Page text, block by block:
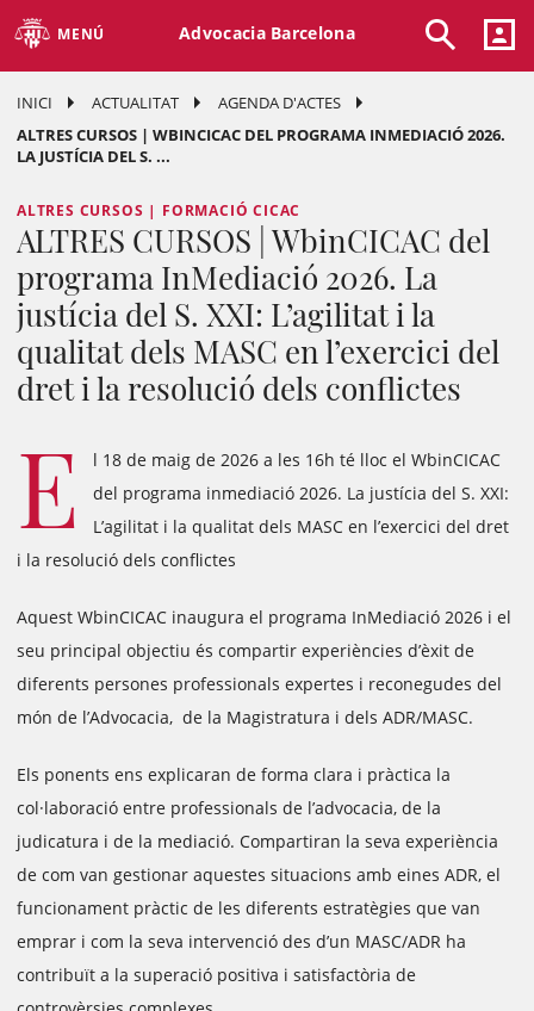
MENÚ Advocacia Barcelona
INICI ACTUALITAT
AGENDA D'ACTES
ALTRES CURSOS | WBINCICAC DEL PROGRAMA INMEDIACIÓ 2026.
LA JUSTÍCIA DEL S. ...
ALTRES CURSOS | FORMACIÓ CICAC
ALTRES CURSOS | WbinCICAC del
programa InMediació 2026. La
justícia del S. XXI: L’agilitat i la
qualitat dels MASC en l’exercici del
dret i la resolució dels conflictes
E
l 18 de maig de 2026 a les 16h té lloc el WbinCICAC
del programa inmediació 2026. La justícia del S. XXI:
L’agilitat i la qualitat dels MASC en l’exercici del dret
i la resolució dels conflictes
Aquest WbinCICAC inaugura el programa InMediació 2026 i el
seu principal objectiu és compartir experiències d’èxit de
diferents persones professionals expertes i reconegudes del
món de l’Advocacia, de la Magistratura i dels ADR/MASC.
Els ponents ens explicaran de forma clara i pràctica la
col·laboració entre professionals de l’advocacia, de la
judicatura i de la mediació. Compartiran la seva experiència
de com van gestionar aquestes situacions amb eines ADR, el
funcionament pràctic de les diferents estratègies que van
emprar i com la seva intervenció des d’un MASC/ADR ha
contribuït a la superació positiva i satisfactòria de